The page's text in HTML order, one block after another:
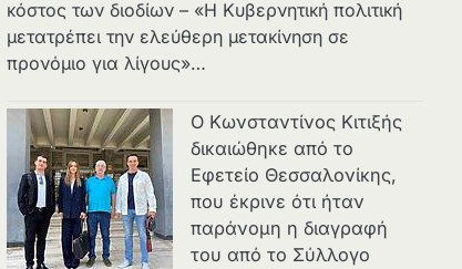
κόστος των διοδίων – «Η Κυβερνητική πολιτική
μετατρέπει την ελεύθερη μετακίνηση σε
προνόμιο για λίγους»…
Ο Κωνσταντίνος Κιτιξής
δικαιώθηκε από το
Εφετείο Θεσσαλονίκης,
που έκρινε ότι ήταν
παράνομη η διαγραφή
του από το Σύλλογο